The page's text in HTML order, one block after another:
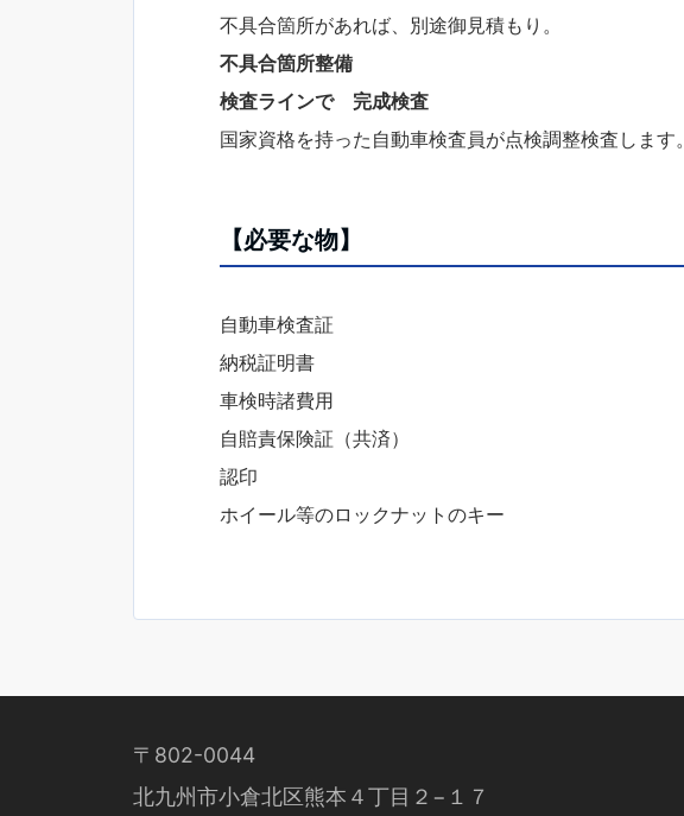
不具合箇所があれば、別途御見積もり。
不具合箇所整備
検査ラインで 完成検査
国家資格を持った自動車検査員が点検調整検査します。
【必要な物】
自動車検査証
納税証明書
車検時諸費用
自賠責保険証（共済）
認印
ホイール等のロックナットのキー
〒802-0044
北九州市小倉北区熊本４丁目２−１７